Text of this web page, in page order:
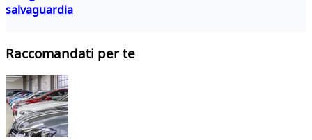
salvaguardia
Raccomandati per te